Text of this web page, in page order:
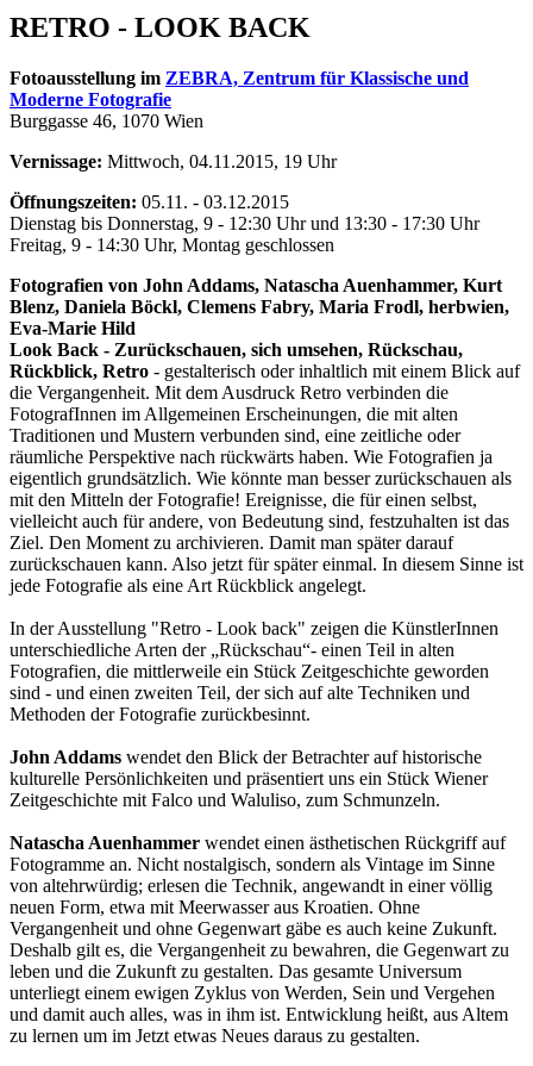
RETRO - LOOK BACK
Fotoausstellung im ZEBRA, Zentrum für Klassische und
Moderne Fotografie
Burggasse 46, 1070 Wien
Vernissage: Mittwoch, 04.11.2015, 19 Uhr
Öffnungszeiten: 05.11. - 03.12.2015
Dienstag bis Donnerstag, 9 - 12:30 Uhr und 13:30 - 17:30 Uhr
Freitag, 9 - 14:30 Uhr, Montag geschlossen
Fotografien von John Addams, Natascha Auenhammer, Kurt
Blenz, Daniela Böckl, Clemens Fabry, Maria Frodl, herbwien,
Eva-Marie Hild
Look Back - Zurückschauen, sich umsehen, Rückschau,
Rückblick, Retro - gestalterisch oder inhaltlich mit einem Blick auf
die Vergangenheit. Mit dem Ausdruck Retro verbinden die
FotografInnen im Allgemeinen Erscheinungen, die mit alten
Traditionen und Mustern verbunden sind, eine zeitliche oder
räumliche Perspektive nach rückwärts haben. Wie Fotografien ja
eigentlich grundsätzlich. Wie könnte man besser zurückschauen als
mit den Mitteln der Fotografie! Ereignisse, die für einen selbst,
vielleicht auch für andere, von Bedeutung sind, festzuhalten ist das
Ziel. Den Moment zu archivieren. Damit man später darauf
zurückschauen kann. Also jetzt für später einmal. In diesem Sinne ist
jede Fotografie als eine Art Rückblick angelegt.
In der Ausstellung "Retro - Look back" zeigen die KünstlerInnen
unterschiedliche Arten der „Rückschau“- einen Teil in alten
Fotografien, die mittlerweile ein Stück Zeitgeschichte geworden
sind - und einen zweiten Teil, der sich auf alte Techniken und
Methoden der Fotografie zurückbesinnt.
John Addams wendet den Blick der Betrachter auf historische
kulturelle Persönlichkeiten und präsentiert uns ein Stück Wiener
Zeitgeschichte mit Falco und Waluliso, zum Schmunzeln.
Natascha Auenhammer wendet einen ästhetischen Rückgriff auf
Fotogramme an. Nicht nostalgisch, sondern als Vintage im Sinne
von altehrwürdig; erlesen die Technik, angewandt in einer völlig
neuen Form, etwa mit Meerwasser aus Kroatien. Ohne
Vergangenheit und ohne Gegenwart gäbe es auch keine Zukunft.
Deshalb gilt es, die Vergangenheit zu bewahren, die Gegenwart zu
leben und die Zukunft zu gestalten. Das gesamte Universum
unterliegt einem ewigen Zyklus von Werden, Sein und Vergehen
und damit auch alles, was in ihm ist. Entwicklung heißt, aus Altem
zu lernen um im Jetzt etwas Neues daraus zu gestalten.